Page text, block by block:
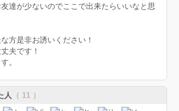
達が少ないのでここで出来たらいいなと思
方是非お誘いください！
夫です！
。
人 （ 11 ）